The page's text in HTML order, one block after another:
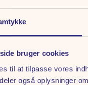
bruger cookies
til at tilpasse vores
også oplysninger
Info
leveringsbetingelser